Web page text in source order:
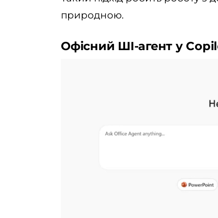
природною.
Офісний ШІ-агент у